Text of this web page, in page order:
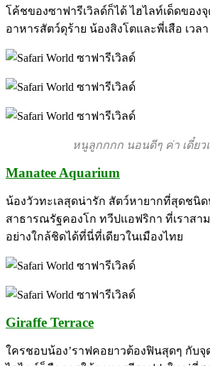
โค้ชของซาฟารีเวิลด์ก็ได้ ไฮไลท์เด็ดของ
อาหารสัตว์ดุร้าย น้องสิงโตและพี่เสือ เวล
หนูลูกกกก นอนดีๆ ค่า เดี๋ย
Manatee Aquarium
น้องวัวทะเลสุดน่ารัก สัตว์หายากที่สุดชนิ
สาธารณรัฐคองโก ทวีปแอฟริกา ที่เราสา
อย่างใกล้ชิดได้ที่นี่ที่เดียวในเมืองไทย
Giraffe Terrace
ใครชอบน้อง’ราฟคอยาวต้องฟินสุดๆ กับ